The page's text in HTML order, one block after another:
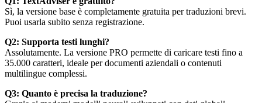
Sì, la versione base è completamente gratuita per traduzioni brevi.
Puoi usarla subito senza registrazione.
Q2: Supporta testi lunghi?
Assolutamente. La versione PRO permette di caricare testi fino a
35.000 caratteri, ideale per documenti aziendali o contenuti
multilingue complessi.
Q3: Quanto è precisa la traduzione?